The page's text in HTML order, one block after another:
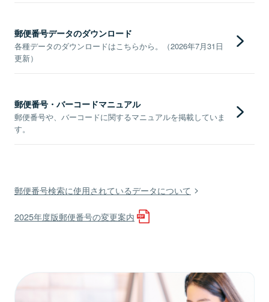
郵便番号データのダウンロード
各種データのダウンロードはこちらから。（2026年7月31日
更新）
郵便番号・バーコードマニュアル
郵便番号や、バーコードに関するマニュアルを掲載していま
す。
郵便番号検索に使用されているデータについて
2025年度版郵便番号の変更案内